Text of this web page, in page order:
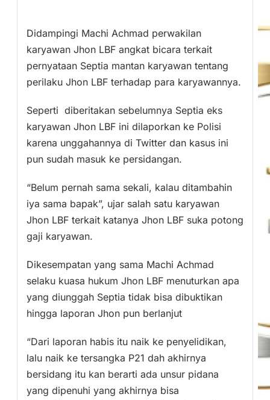
Didampingi Machi Achmad perwakilan
karyawan Jhon LBF angkat bicara terkait
pernyataan Septia mantan karyawan tentang
perilaku Jhon LBF terhadap para karyawannya.
Seperti diberitakan sebelumnya Septia eks
karyawan Jhon LBF ini dilaporkan ke Polisi
karena unggahannya di Twitter dan kasus ini
pun sudah masuk ke persidangan.
“Belum pernah sama sekali, kalau ditambahin
iya sama bapak”, ujar salah satu karyawan
Jhon LBF terkait katanya Jhon LBF suka potong
gaji karyawan.
Dikesempatan yang sama Machi Achmad
selaku kuasa hukum Jhon LBF menuturkan apa
yang diunggah Septia tidak bisa dibuktikan
hingga laporan Jhon pun berlanjut
“Dari laporan habis itu naik ke penyelidikan,
lalu naik ke tersangka P21 dah akhirnya
bersidang itu kan berarti ada unsur pidana
yang dipenuhi yang akhirnya bisa